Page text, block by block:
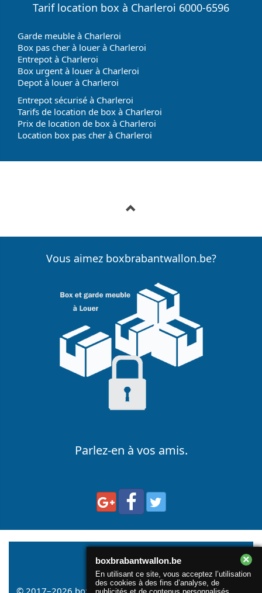
Tarif location box à Charleroi 6000-6596
Garde meuble à Charleroi
Box pas cher à louer à Charleroi
Entrepot à Charleroi
Box urgent à louer à Charleroi
Depot à louer à Charleroi
Entrepot sécurisé à Charleroi
Tarifs de location de box à Charleroi
Prix de location de box à Charleroi
Location box pas cher à Charleroi
Vous aimez boxbrabantwallon.be?
Parlez-en à vos amis.
© 2017–2026 boxbrabantwallon.be. All rights reserved |
boxbrabantwallon.be
En utilisant ce site, vous acceptez l’utilisation
des cookies à des fins d’analyse, de
×